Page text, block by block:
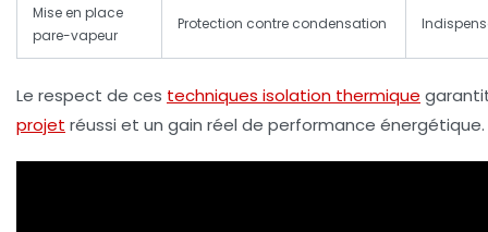
Mise en place
pare-vapeur
Protection contre condensation
Le respect de ces techniques isolation thermique
projet réussi et un gain réel de performance énergétique.